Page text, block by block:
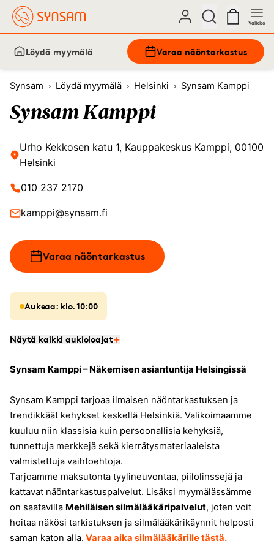
Valikko
Löydä myymälä Varaa näöntarkastus
Synsam Löydä myymälä Helsinki Synsam Kamppi
Synsam Kamppi
Urho Kekkosen katu 1, Kauppakeskus Kamppi, 00100
Helsinki
010 237 2170
kamppi@synsam.fi
Varaa näöntarkastus
Aukeaa: klo. 10:00
Näytä kaikki aukioloajat
Synsam Kamppi – Näkemisen asiantuntija Helsingissä
Synsam Kamppi tarjoaa ilmaisen näöntarkastuksen ja
trendikkäät kehykset keskellä Helsinkiä. Valikoimaamme
kuuluu niin klassisia kuin persoonallisia kehyksiä,
tunnettuja merkkejä sekä kierrätysmateriaaleista
valmistettuja vaihtoehtoja.
Tarjoamme maksutonta tyylineuvontaa, piilolinssejä ja
kattavat näöntarkastuspalvelut. Lisäksi myymälässämme
on saatavilla Mehiläisen silmälääkäripalvelut, joten voit
hoitaa näkösi tarkistuksen ja silmälääkärikäynnit helposti
saman katon alla. Varaa aika silmälääkärille tästä.